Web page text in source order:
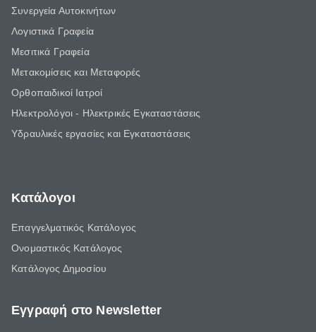
Συνεργεία Αυτοκινήτων
Λογιστικά Γραφεία
Μεσιτικά Γραφεία
Μετακομίσεις και Μεταφορές
Ορθοπαιδικοί Ιατροί
Ηλεκτρολόγοι - Ηλεκτρικές Εγκαταστάσεις
Υδραυλικές εργασίες και Εγκαταστάσεις
Κατάλογοι
Επαγγελματικός Κατάλογος
Ονομαστικός Κατάλογος
Κατάλογος Δημοσίου
Εγγραφή στο Newsletter